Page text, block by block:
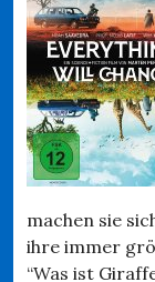
machen sie
ihre immer
“Was ist